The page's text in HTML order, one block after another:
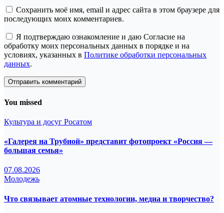
Сохранить моё имя, email и адрес сайта в этом браузере для
последующих моих комментариев.
Я подтверждаю ознакомление и даю Согласие на
обработку моих персональных данных в порядке и на
условиях, указанных в Политике обработки персональных
данных.
You missed
Культура и досуг Росатом
«Галерея на Трубной» представит фотопроект «Россия —
большая семья»
07.08.2026
Молодежь
Что связывает атомные технологии, медиа и творчество?